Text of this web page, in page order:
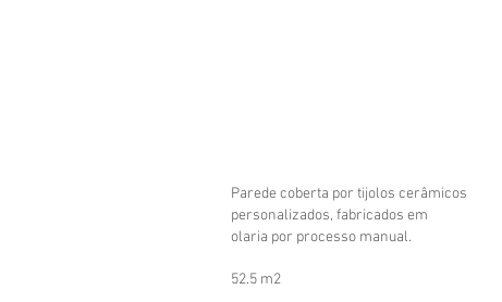
Parede coberta por tijolos cerâmicos
personalizados, fabricados em
olaria por processo manual.
52.5 m2